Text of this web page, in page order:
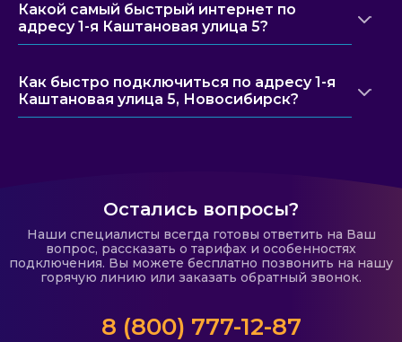
Какой самый быстрый интернет по
адресу 1-я Каштановая улица 5?
Как быстро подключиться по адресу 1-я
Каштановая улица 5, Новосибирск?
Остались вопросы?
Наши специалисты всегда готовы ответить на Ваш
вопрос, рассказать о тарифах и особенностях
подключения. Вы можете бесплатно позвонить на нашу
горячую линию или заказать обратный звонок.
8 (800) 777-12-87